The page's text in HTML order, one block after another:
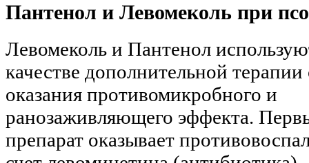
Пантенол и Левомеколь при
Левомеколь и Пантенол
качестве дополнительной
оказания противомикробного и
ранозаживляющего эффекта.
препарат оказывает